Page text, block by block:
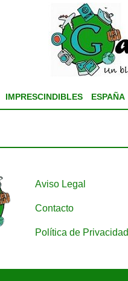
IMPRESCINDIBLES ESPAÑA
Aviso Legal
Contacto
Política de Privacidad